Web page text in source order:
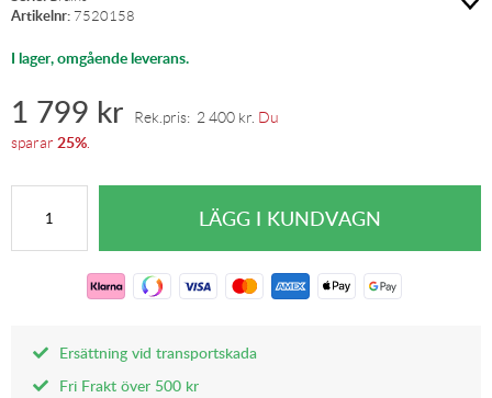
Artikelnr: 7520158
I lager, omgående leverans.
1 799 kr Rek.pris: 2 400 kr Du
sparar 25%
Ersättning vid transportskada
Fri Frakt över 500 kr